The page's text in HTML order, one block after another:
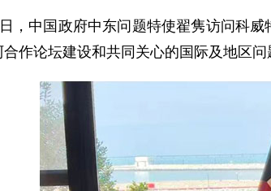
，中国政府中东问题特使翟隽访问科
作论坛建设和共同关心的国际及地区问